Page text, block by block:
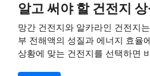
알고 써야 할 건전지 상
망간 건전지와 알카라인 건전지
부 전해액의 성질과 에너지 효율
상황에 맞는 건전지를 선택하면